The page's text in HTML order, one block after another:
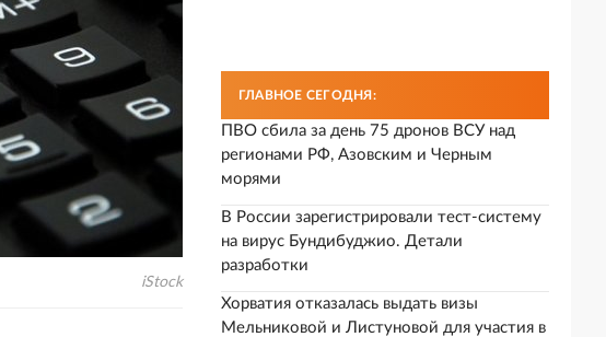
iStock
ГЛАВНОЕ СЕГОДНЯ:
ПВО сбила за день 75 дронов ВСУ над
регионами РФ, Азовским и Черным
морями
В России зарегистрировали тест-систему
на вирус Бундибуджио. Детали
разработки
Хорватия отказалась выдать визы
Мельниковой и Листуновой для участия в